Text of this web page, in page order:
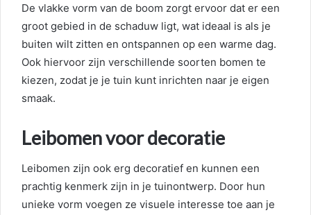
De vlakke vorm van de boom zorgt ervoor dat er een
groot gebied in de schaduw ligt, wat ideaal is als je
buiten wilt zitten en ontspannen op een warme dag.
Ook hiervoor zijn verschillende soorten bomen te
kiezen, zodat je je tuin kunt inrichten naar je eigen
smaak.
Leibomen voor decoratie
Leibomen zijn ook erg decoratief en kunnen een
prachtig kenmerk zijn in je tuinontwerp. Door hun
unieke vorm voegen ze visuele interesse toe aan je